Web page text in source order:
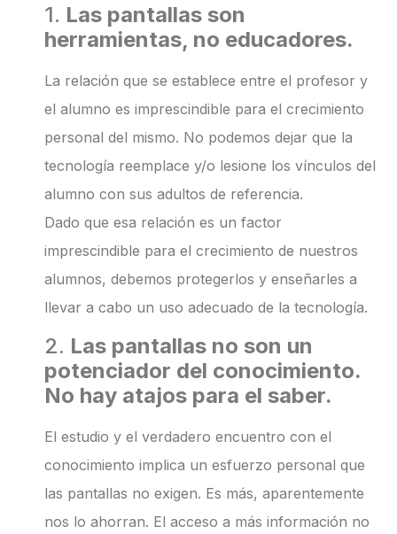
1. Las pantallas son
herramientas, no educadores.
La relación que se establece entre el profesor y
el alumno es imprescindible para el crecimiento
personal del mismo. No podemos dejar que la
tecnología reemplace y/o lesione los vínculos del
alumno con sus adultos de referencia.
Dado que esa relación es un factor
imprescindible para el crecimiento de nuestros
alumnos, debemos protegerlos y enseñarles a
llevar a cabo un uso adecuado de la tecnología.
2. Las pantallas no son un
potenciador del conocimiento.
No hay atajos para el saber.
El estudio y el verdadero encuentro con el
conocimiento implica un esfuerzo personal que
las pantallas no exigen. Es más, aparentemente
nos lo ahorran. El acceso a más información no